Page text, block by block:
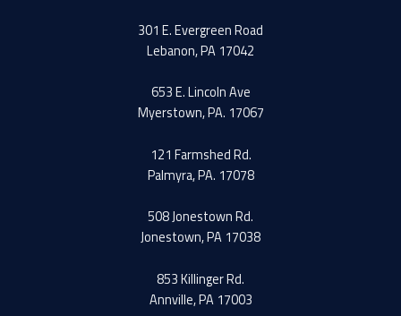
301 E. Evergreen Road
Lebanon, PA 17042
653 E. Lincoln Ave
Myerstown, PA. 17067
121 Farmshed Rd.
Palmyra, PA. 17078
508 Jonestown Rd.
Jonestown, PA 17038
853 Killinger Rd.
Annville, PA 17003